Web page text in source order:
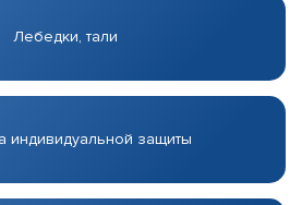
Лебедки, тали
индивидуальной защиты